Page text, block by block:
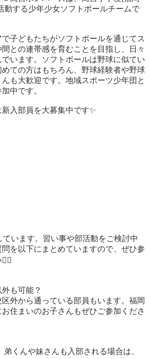
動する少年少女ソフトボールチームで
子どもたちがソフトボールを通じてス
との連帯感を育むことを目指し、日々
います。ソフトボールは野球に似てい
ての方はもちろん、野球経験者や野球
も大歓迎です。地域スポーツ少年団と
中です。
入部員を大募集中です✨
ています。習い事や部活動をご検討中
を以下にまとめていますので、ぜひ参
も可能？
外から通っている部員もいます。福岡
住まいのお子さんもぜひご参加くださ
弟くんや妹さんも入部される場合は、